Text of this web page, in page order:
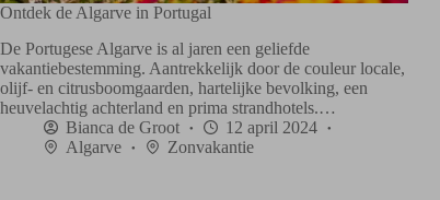
Ontdek de Algarve in Portugal
De Portugese Algarve is al jaren een geliefde
vakantiebestemming. Aantrekkelijk door de couleur locale,
olijf- en citrusboomgaarden, hartelijke bevolking, een
heuvelachtig achterland en prima strandhotels.…
Bianca de Groot
12 april 2024
Algarve
Zonvakantie